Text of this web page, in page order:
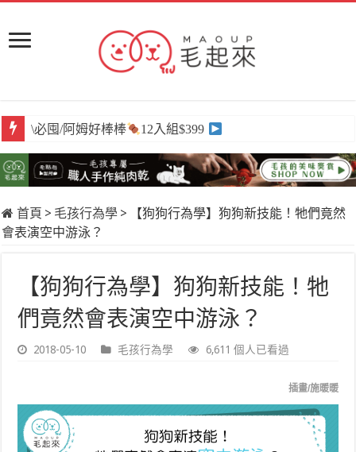
\必囤/阿姆好棒棒 12入組$399
首頁 > 毛孩行為學 >
【狗狗行為學】狗狗新技能！牠們竟然
會表演空中游泳？
【狗狗行為學】狗狗新技能！牠
們竟然會表演空中游泳？
2018-05-10 毛孩行為學 6,611 個人已看過
插畫/施暖暖